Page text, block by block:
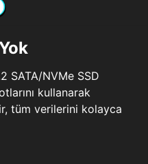
SATA/NVMe SSD
kullanarak
tüm verilerini kolayca